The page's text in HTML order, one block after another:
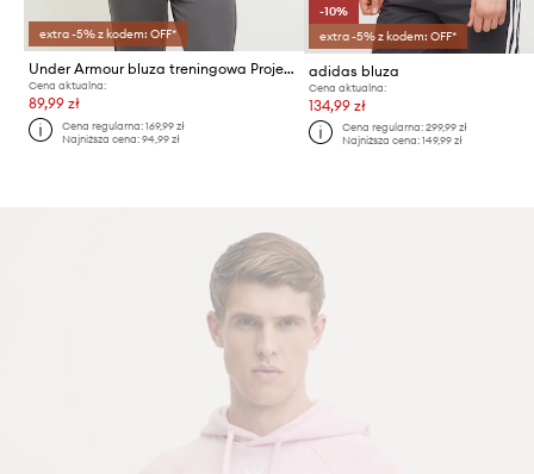
extra -5% z kodem: OFF*
Under Armour bluza treningowa Project Rock
Cena aktualna:
89,99 zł
Cena regularna:169,99 zł
Najniższa cena:94,99 zł
-10%
extra -5% z kodem: OFF*
adidas bluza
Cena aktualna:
134,99 zł
Cena regularna: 299,99 zł
Najniższa cena: 149,99 zł